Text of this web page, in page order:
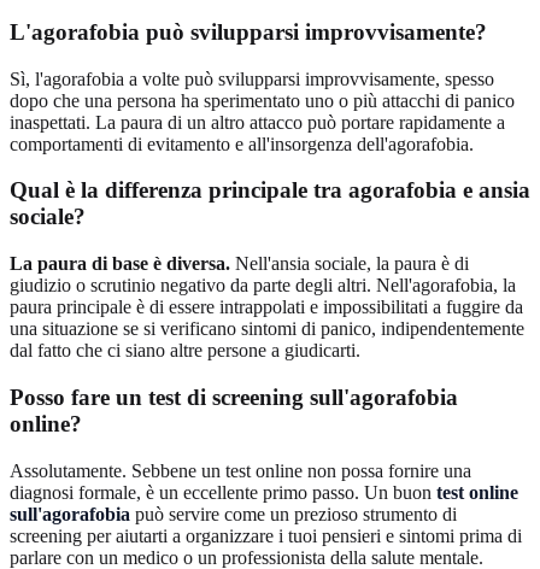
L'agorafobia può svilupparsi improvvisamente?
Sì, l'agorafobia a volte può svilupparsi improvvisamente, spesso
dopo che una persona ha sperimentato uno o più attacchi di panico
inaspettati. La paura di un altro attacco può portare rapidamente a
comportamenti di evitamento e all'insorgenza dell'agorafobia.
Qual è la differenza principale tra agorafobia e ansia
sociale?
La paura di base è diversa. Nell'ansia sociale, la paura è di
giudizio o scrutinio negativo da parte degli altri. Nell'agorafobia, la
paura principale è di essere intrappolati e impossibilitati a fuggire da
una situazione se si verificano sintomi di panico, indipendentemente
dal fatto che ci siano altre persone a giudicarti.
Posso fare un test di screening sull'agorafobia
online?
Assolutamente. Sebbene un test online non possa fornire una
diagnosi formale, è un eccellente primo passo. Un buon test online
sull'agorafobia può servire come un prezioso strumento di
screening per aiutarti a organizzare i tuoi pensieri e sintomi prima di
parlare con un medico o un professionista della salute mentale.